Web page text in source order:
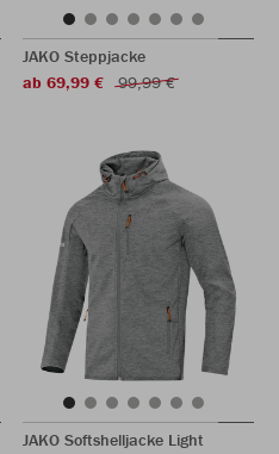
JAKO Steppjacke
ab 69,99 €
99,99 €
JAKO Softshelljacke Light